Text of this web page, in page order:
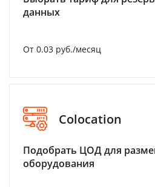
данных
От 0.03 руб./месяц
Colocation
Подобрать ЦОД для
оборудования